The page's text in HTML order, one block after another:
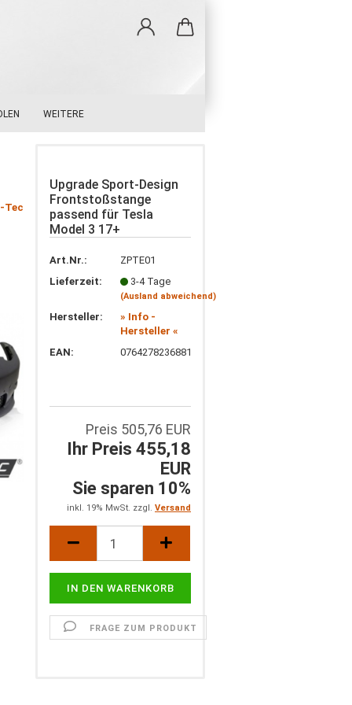
WEITERE
Tec
Upgrade Sport-Design
Frontstoßstange
passend für Tesla
Model 3 17+
Art.Nr.:
ZPTE01
Lieferzeit:
3-4 Tage
(Ausland abweichend)
Hersteller:
» Info -
Hersteller «
EAN:
0764278236881
Preis 505,76 EUR
Ihr Preis 455,18
EUR
Sie sparen 10%
inkl. 19% MwSt. zzgl. Versand
FRAGE ZUM PRODUKT